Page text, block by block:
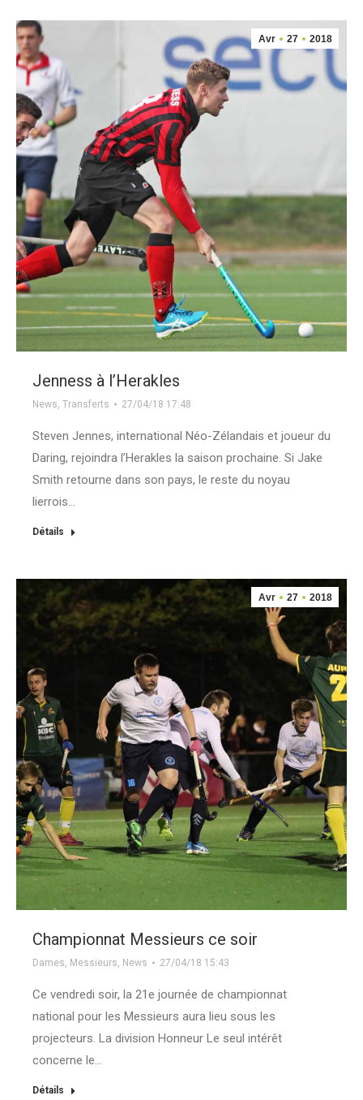
Avr 27 2018
Jenness à l’Herakles
News, Transferts 27/04/18 17:48
Steven Jennes, international Néo-Zélandais et joueur du
Daring, rejoindra l’Herakles la saison prochaine. Si Jake
Smith retourne dans son pays, le reste du noyau
lierrois…
Détails
Avr 27 2018
Championnat Messieurs ce soir
Dames, Messieurs, News 27/04/18 15:43
Ce vendredi soir, la 21e journée de championnat
national pour les Messieurs aura lieu sous les
projecteurs. La division Honneur Le seul intérêt
concerne le…
Détails